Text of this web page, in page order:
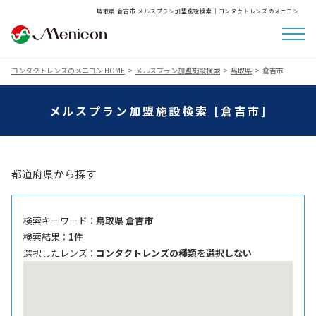
鳥取県 倉吉市 メルスプラン加盟施設検索│コンタクトレンズのメニコン
コンタクトレンズのメニコン HOME メルスプラン加盟施設検索 鳥取県 倉吉市
メルスプラン加盟施設検索 [倉吉市]
都道府県から探す
検索キーワード ： 鳥取県 倉吉市
検索結果 ： 1件
選択したレンズ ： コンタクトレンズの種類を選択しない